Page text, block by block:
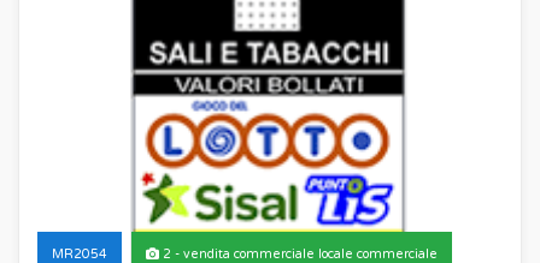
MR2054 2 - vendita commerciale locale commerciale